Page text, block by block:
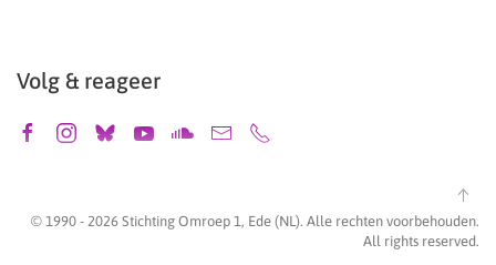
Volg & reageer
© 1990 - 2026 Stichting Omroep 1, Ede (NL). Alle rechten voorbehouden.
All rights reserved.